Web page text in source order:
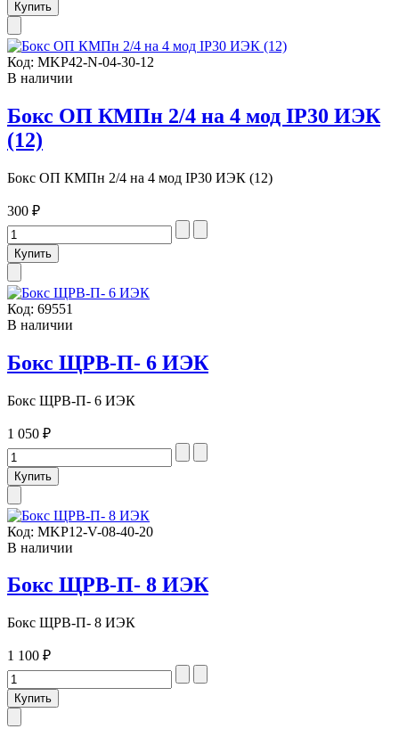
Код: MKP42-N-04-30-12
В наличии
Бокс ОП КМПн 2/4 на 4 мод IP30 ИЭК
(12)
Бокс ОП КМПн 2/4 на 4 мод IP30 ИЭК (12)
300 ₽
Код: 69551
В наличии
Бокс ЩРВ-П- 6 ИЭК
Бокс ЩРВ-П- 6 ИЭК
1 050 ₽
Код: MKP12-V-08-40-20
В наличии
Бокс ЩРВ-П- 8 ИЭК
Бокс ЩРВ-П- 8 ИЭК
1 100 ₽